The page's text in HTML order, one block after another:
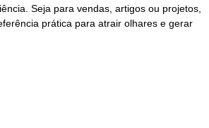
Seja para vendas, artigos ou projetos,
prática para atrair olhares e gerar